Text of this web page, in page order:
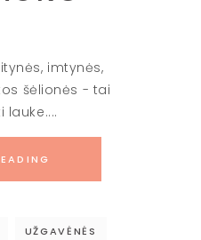
imtynės,
šėlionės - tai
lauke.
UŽGAVĖNĖS